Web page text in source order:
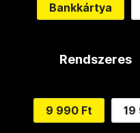
Bankkártya
Rendszeres
9 990 Ft 19